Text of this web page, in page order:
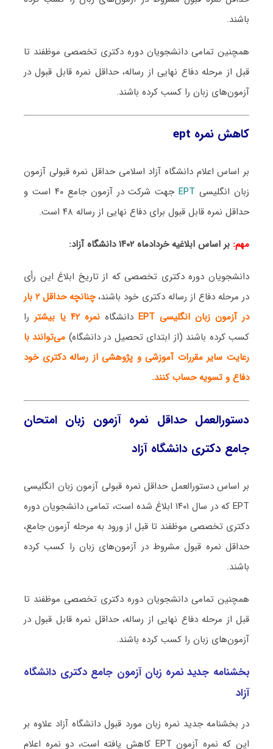
باشند.
همچنین تمامی دانشجویان دوره دکتری تخصصی موظفند تا
قبل از مرحله دفاع نهایی از رساله، حداقل نمره قابل قبول در
آزمون‌های زبان را کسب کرده باشند.
کاهش نمره ept
بر اساس اعلام دانشگاه آزاد اسلامی حداقل نمره قبولی آزمون
زبان انگلیسی EPT
جهت شرکت در آزمون جامع ۴۰ است و
حداقل نمره قابل قبول برای دفاع نهایی از رساله ۴۸ است.
مهم: بر اساس ابلاغیه خردادماه ۱۴۰۲ دانشگاه آزاد:
دانشجویان دوره دکتری تخصصی که از تاریخ ابلاغ این رأی
در مرحله دفاع از رساله دکتری خود باشند،
چنانچه حداقل ۲ بار
در آزمون زبان انگلیسی EPT
دانشگاهنمره ۴۲ یا بیشتر
را
کسب کرده باشند (از ابتدای تحصیل در دانشگاه) می‌توانند با
رعایت سایر مقررات آموزشی و پژوهشی از رساله دکتری خود
دفاع و تسویه حساب کنند.
دستورالعمل حداقل نمره آزمون زبان امتحان
جامع دکتری دانشگاه آزاد
بر اساس دستورالعمل حداقل نمره قبولی آزمون زبان انگلیسی
EPT که در سال ۱۴۰۱ ابلاغ شده است، تمامی دانشجویان دوره
دکتری تخصصی موظفند تا قبل از ورود به مرحله آزمون جامع،
حداقل نمره قبول مشروط در آزمون‌های زبان را کسب کرده
باشند.
همچنین تمامی دانشجویان دوره دکتری تخصصی موظفند تا
قبل از مرحله دفاع نهایی از رساله، حداقل نمره قابل قبول در
آزمون‌های زبان را کسب کرده باشند.
بخشنامه جدید نمره زبان آزمون جامع دکتری دانشگاه
آزاد
در بخشنامه جدید نمره زبان مورد قبول دانشگاه آزاد علاوه بر
این که نمره آزمون EPT کاهش یافته است، دو نمره اعلام